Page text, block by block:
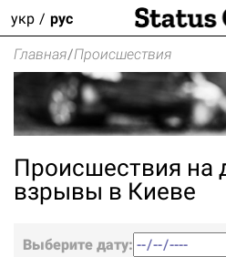
укр рус
Главная/Происшествия
Происшествия на
взрывы в Киеве
Выберите дату: